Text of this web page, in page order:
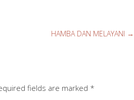
HAMBA DAN MELAYANI →
fields are marked *